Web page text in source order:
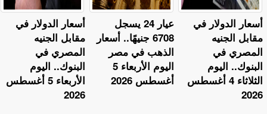
أسعار الدولار في
مقابل الجنيه
المصري في
البنوك.. اليوم
الأربعاء 5 أغسطس
2026
عيار 24 يسجل
6708 جنيهًا.. أسعار
الذهب في مصر
اليوم الأربعاء 5
أغسطس 2026
أسعار الدولار في
مقابل الجنيه
المصري في
البنوك.. اليوم
الثلاثاء 4 أغسطس
2026